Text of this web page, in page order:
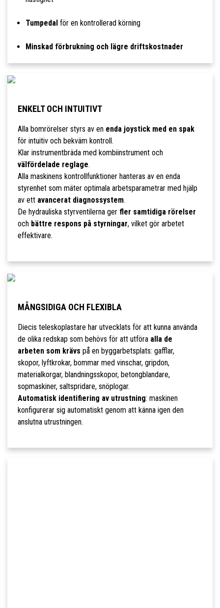
Tumpedal för en kontrollerad körning
Minskad förbrukning och lägre driftskostnader
ENKELT OCH INTUITIVT
Alla bomrörelser styrs av en enda joystick med en spak
för intuitiv och bekväm kontroll.
Klar instrumentbräda med kombiinstrument och
välfördelade reglage.
Alla maskinens kontrollfunktioner hanteras av en enda
styrenhet som mäter optimala arbetsparametrar med hjälp
av ett avancerat diagnossystem.
De hydrauliska styrventilerna ger fler samtidiga rörelser
och bättre respons på styrningar, vilket gör arbetet
effektivare.
MÅNGSIDIGA OCH FLEXIBLA
Diecis teleskoplastare har utvecklats för att kunna använda
de olika redskap som behövs för att utföra alla de
arbeten som krävs på en byggarbetsplats: gafflar,
skopor, lyftkrokar, bommar med vinschar, gripdon,
materialkorgar, blandningsskopor, betongblandare,
sopmaskiner, saltspridare, snöplogar.
Automatisk identifiering av utrustning: maskinen
konfigurerar sig automatiskt genom att känna igen den
anslutna utrustningen.